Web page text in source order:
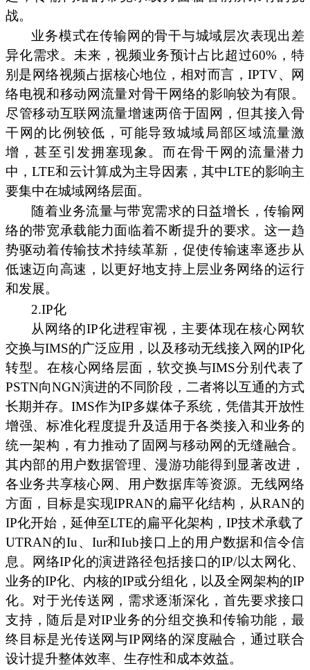
战。
业务模式在传输网的骨干与城域层次表现出差
异化需求。未来，视频业务预计占比超过60%，特
别是网络视频占据核心地位，相对而言，IPTV、网
络电视和移动网流量对骨干网络的影响较为有限。
尽管移动互联网流量增速两倍于固网，但其接入骨
干网的比例较低，可能导致城域局部区域流量激
增，甚至引发拥塞现象。而在骨干网的流量潜力
中，LTE和云计算成为主导因素，其中LTE的影响主
要集中在城域网络层面。
随着业务流量与带宽需求的日益增长，传输网
络的带宽承载能力面临着不断提升的要求。这一趋
势驱动着传输技术持续革新，促使传输速率逐步从
低速迈向高速，以更好地支持上层业务网络的运行
和发展。
2.IP化
从网络的IP化进程审视，主要体现在核心网软
交换与IMS的广泛应用，以及移动无线接入网的IP化
转型。在核心网络层面，软交换与IMS分别代表了
PSTN向NGN演进的不同阶段，二者将以互通的方式
长期并存。IMS作为IP多媒体子系统，凭借其开放性
增强、标准化程度提升及适用于各类接入和业务的
统一架构，有力推动了固网与移动网的无缝融合。
其内部的用户数据管理、漫游功能得到显著改进，
各业务共享核心网、用户数据库等资源。无线网络
方面，目标是实现IPRAN的扁平化结构，从RAN的
IP化开始，延伸至LTE的扁平化架构，IP技术承载了
UTRAN的Iu、Iur和Iub接口上的用户数据和信令信
息。网络IP化的演进路径包括接口的IP/以太网化、
业务的IP化、内核的IP或分组化，以及全网架构的IP
化。对于光传送网，需求逐渐深化，首先要求接口
支持，随后是对IP业务的分组交换和传输功能，最
终目标是光传送网与IP网络的深度融合，通过联合
设计提升整体效率、生存性和成本效益。